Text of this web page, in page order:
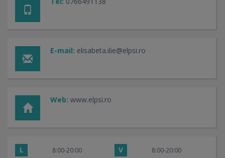
E-mail: elisabeta.ilie@elpsi.ro
Web: www.elpsi.ro
L 8:00-20:00 V 8:00-20:00